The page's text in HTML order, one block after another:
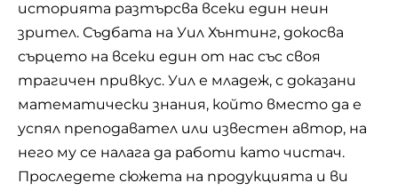
историята разтърсва всеки един неин
зрител. Съдбата на Уил Хънтинг, докосва
сърцето на всеки един от нас със своя
трагичен привкус. Уил е младеж, с доказани
математически знания, който вместо да е
успял преподавател или известен автор, на
него му се налага да работи като чистач.
Проследете сюжета на продукцията и ви